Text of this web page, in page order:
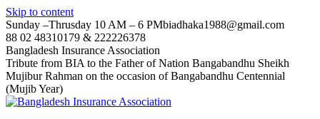
Skip to content
Sunday –Thrusday 10 AM – 6 PMbiadhaka1988@gmail.com
88 02 48310179 & 222226378
Bangladesh Insurance Association
Tribute from BIA to the Father of Nation Bangabandhu Sheikh
Mujibur Rahman on the occasion of Bangabandhu Centennial
(Mujib Year)